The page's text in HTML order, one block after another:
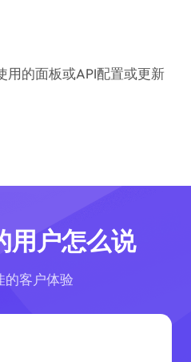
用的面板或API配置或更新
用户怎么说
的客户体验